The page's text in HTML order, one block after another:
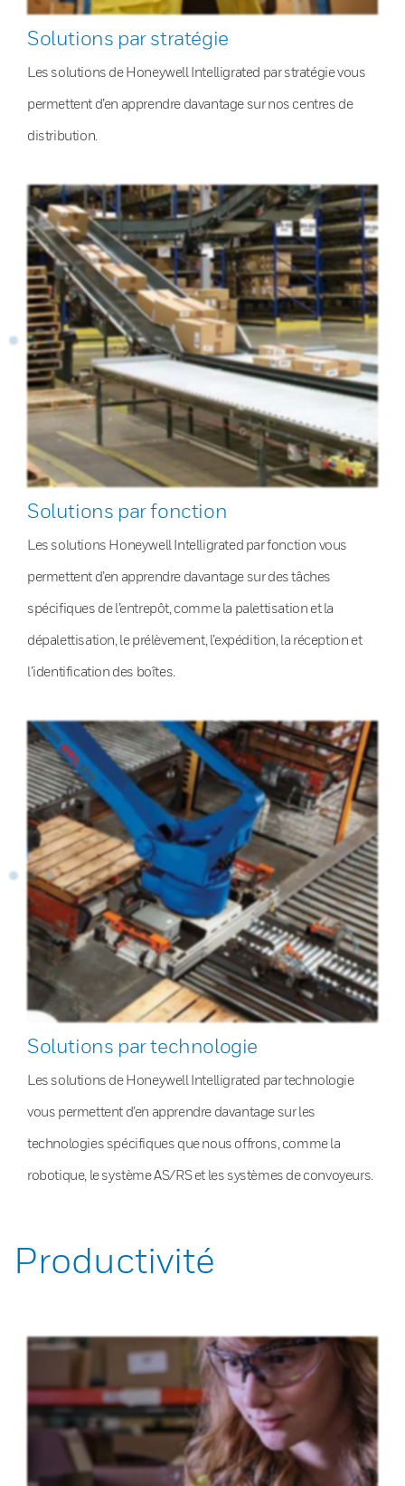
Solutions par stratégie
Les solutions de Honeywell Intelligrated par stratégie vous
permettent d’en apprendre davantage sur nos centres de
distribution.
Solutions par fonction
Les solutions Honeywell Intelligrated par fonction vous
permettent d’en apprendre davantage sur des tâches
spécifiques de l’entrepôt, comme la palettisation et la
dépalettisation, le prélèvement, l’expédition, la réception et
l’identification des boîtes.
Solutions par technologie
Les solutions de Honeywell Intelligrated par technologie
vous permettent d’en apprendre davantage sur les
technologies spécifiques que nous offrons, comme la
robotique, le système AS/RS et les systèmes de convoyeurs.
Productivité